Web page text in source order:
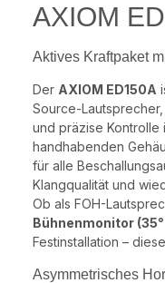
AXIOM
Aktives Kraftpaket
Der AXIOM ED150A
Source-
und präzise Kontrolle
handhabenden
für alle
Klangqualität und
Ob als FOH-
Bühnenmonitor
Festinstallation –
Asymmetrisches